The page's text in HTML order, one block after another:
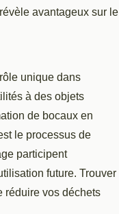
avantageux sur le
unique dans
à des objets
de bocaux en
le processus de
participent
future. Trouver
réduire vos déchets